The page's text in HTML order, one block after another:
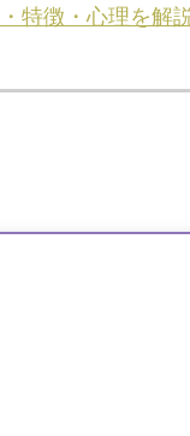
特徴・心理を解